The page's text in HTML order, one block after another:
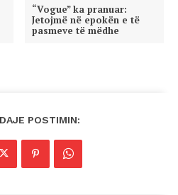
“Vogue” ka pranuar:
Jetojmë në epokën e të
pasmeve të mëdhe
POSTIMIN: